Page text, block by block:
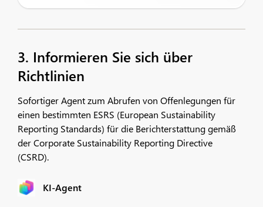
3. Informieren Sie sich über
Richtlinien
Sofortiger Agent zum Abrufen von Offenlegungen für
einen bestimmten ESRS (European Sustainability
Reporting Standards) für die Berichterstattung gemäß
der Corporate Sustainability Reporting Directive
(CSRD).
KI-Agent